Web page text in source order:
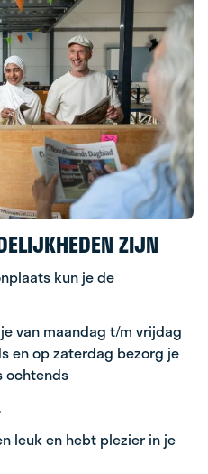
ZIJN
kun je de
van maandag t/m vrijdag
en op zaterdag bezorg je
ochtends
leuk en hebt plezier in je